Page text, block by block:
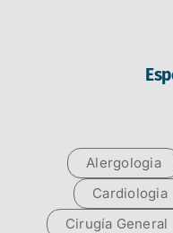
Alergologia
Cardiologia
Cirugía General